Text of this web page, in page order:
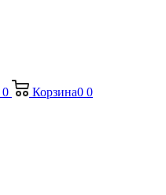
0 Корзина0 0